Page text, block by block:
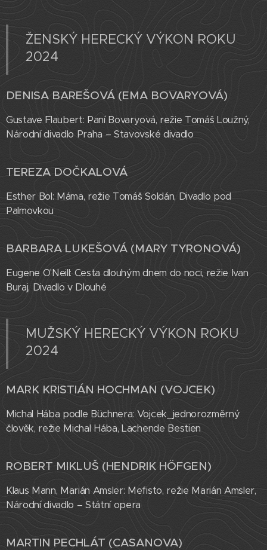
ŽENSKÝ HERECKÝ VÝKON ROKU
2024
DENISA BAREŠOVÁ (EMA BOVARYOVÁ)
Gustave Flaubert: Paní Bovaryová, režie Tomáš Loužný,
Národní divadlo Praha – Stavovské divadlo
TEREZA DOČKALOVÁ
Esther Bol: Máma, režie Tomáš Soldán, Divadlo pod
Palmovkou
BARBARA LUKEŠOVÁ (MARY TYRONOVÁ)
Eugene O'Neill: Cesta dlouhým dnem do noci, režie Ivan
Buraj, Divadlo v Dlouhé
MUŽSKÝ HERECKÝ VÝKON ROKU
2024
MARK KRISTIÁN HOCHMAN (VOJCEK)
Michal Hába podle Büchnera: Vojcek_jednorozměrný
člověk, režie Michal Hába, Lachende Bestien
ROBERT MIKLUŠ (HENDRIK HÖFGEN)
Klaus Mann, Marián Amsler: Mefisto, režie Marián Amsler,
Národní divadlo – Státní opera
MARTIN PECHLÁT (CASANOVA)